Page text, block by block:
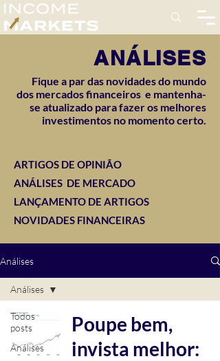
ANÁLISES
Fique a par das novidades do mundo
dos mercados financeiros e mantenha-
se atualizado para fazer os melhores
investimentos no momento certo.
ARTIGOS DE OPINIÃO
ANÁLISES DE MERCADO
LANÇAMENTO DE ARTIGOS
NOVIDADES FINANCEIRAS
Análises
Todos
posts
Análises
Análises
Poupe bem,
invista melhor: